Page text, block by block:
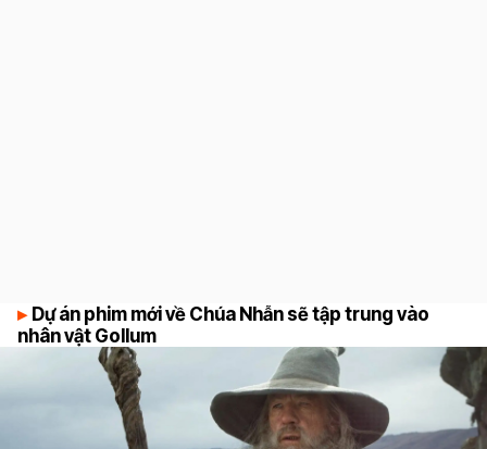
Dự án phim mới về Chúa Nhẫn sẽ tập trung vào
nhân vật Gollum